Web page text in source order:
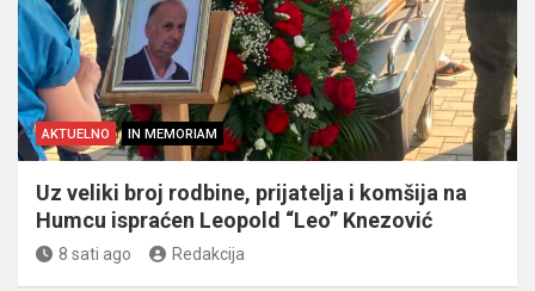
AKTUELNO IN MEMORIAM
Uz veliki broj rodbine, prijatelja i komšija na
Humcu ispraćen Leopold “Leo” Knezović
8 sati ago Redakcija